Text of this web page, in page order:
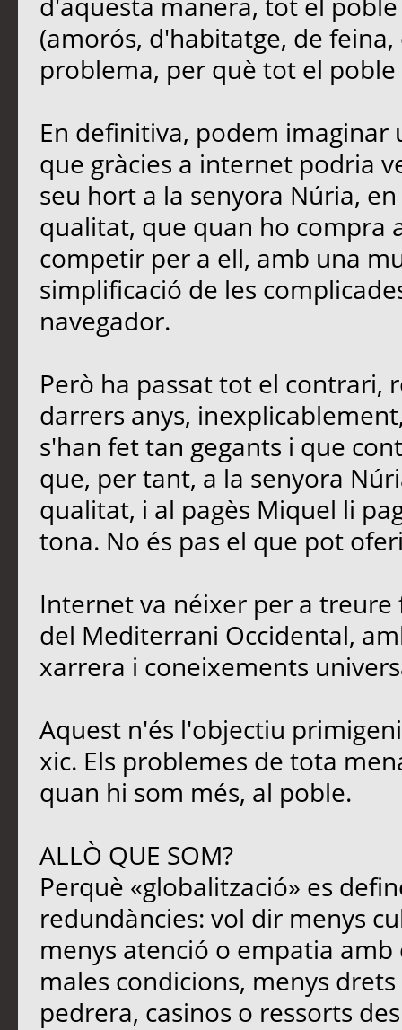
(amorós, d'habitatge, de
problema, per què tot el
En definitiva, podem imaginar
que gràcies a internet podria
seu hort a la senyora Núria,
qualitat, que quan ho compra
competir per a ell, amb una
simplificació de les
navegador.
Però ha passat tot el contrari,
darrers anys,
s'han fet tan gegants i que
que, per tant, a la senyora
qualitat, i al pagès Miquel li
tona. No és pas el que pot
Internet va néixer per a
del Mediterrani Occidental,
xarrera i coneixements
Aquest n'és l'objectiu
xic. Els problemes de tota
quan hi som més, al poble.
ALLÒ QUE SOM?
Perquè «globalització» es
redundàncies: vol dir menys
menys atenció o empatia
males condicions, menys
pedrera, casinos o ressorts